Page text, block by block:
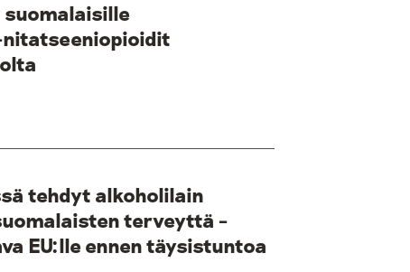
suomalaisille
tehdyt alkoholilain
terveyttä –
EU:lle ennen täysistuntoa